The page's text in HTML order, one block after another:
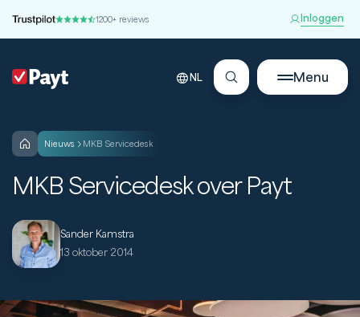
1200+ reviews Inloggen
NL Menu
nieuws MKB Servicedesk
MKB Servicedesk over Payt
Sander Kamstra
13 oktober 2014